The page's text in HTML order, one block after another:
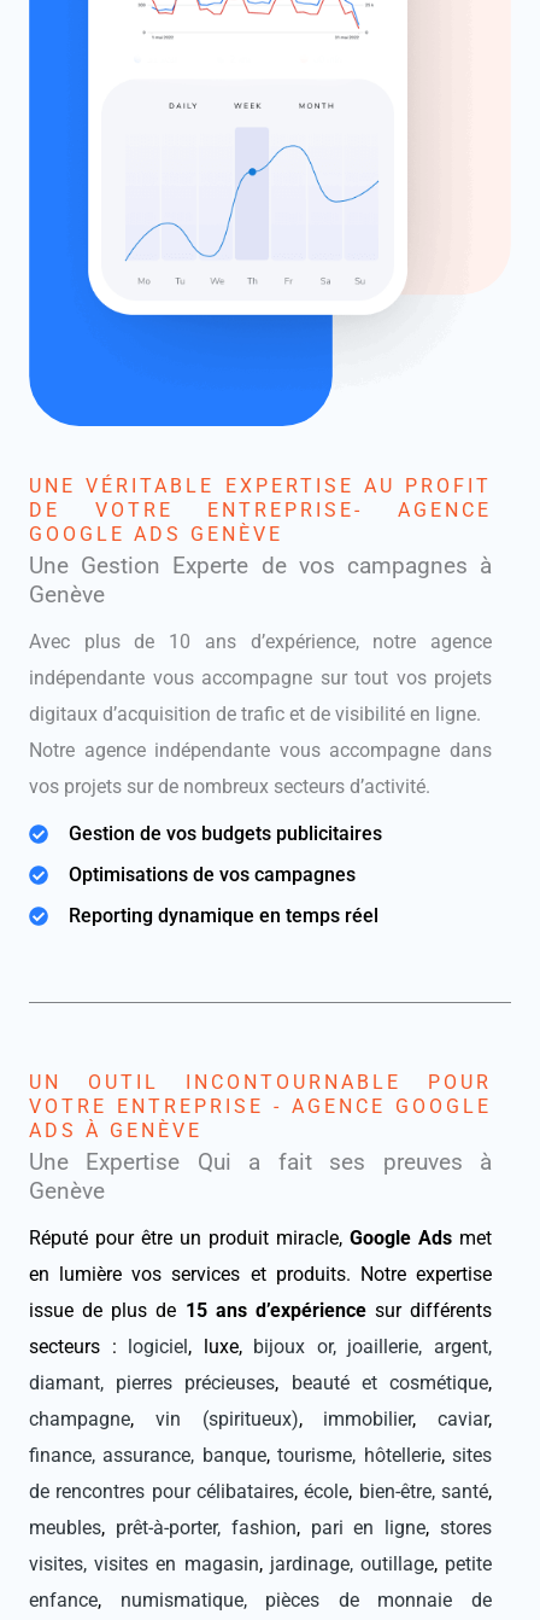
UNE VÉRITABLE EXPERTISE AU PROFIT
DE VOTRE ENTREPRISE- AGENCE
GOOGLE ADS GENÈVE
Une Gestion Experte de vos campagnes à
Genève
Avec plus de 10 ans d’expérience, notre agence
indépendante vous accompagne sur tout vos projets
digitaux d’acquisition de trafic et de visibilité en ligne.
Notre agence indépendante vous accompagne dans
vos projets sur de nombreux secteurs d’activité.
Gestion de vos budgets publicitaires
Optimisations de vos campagnes
Reporting dynamique en temps réel
UN OUTIL INCONTOURNABLE POUR
VOTRE ENTREPRISE - AGENCE GOOGLE
ADS À GENÈVE
Une Expertise Qui a fait ses preuves à
Genève
Réputé pour être un produit miracle, Google Ads met
en lumière vos services et produits. Notre expertise
issue de plus de 15 ans d’expériencesur différents
secteurs : logiciel, luxe, bijoux or, joaillerie, argent,
diamant, pierres précieuses, beauté et cosmétique,
champagne, vin (spiritueux), immobilier, caviar,
finance, assurance, banque,tourisme, hôtellerie,sites
de rencontres pour célibataires,école, bien-être, santé,
meubles, prêt-à-porter, fashion, pari en ligne,stores
visites, visites en magasin, jardinage, outillage, petite
enfance, numismatique, pièces de monnaie de